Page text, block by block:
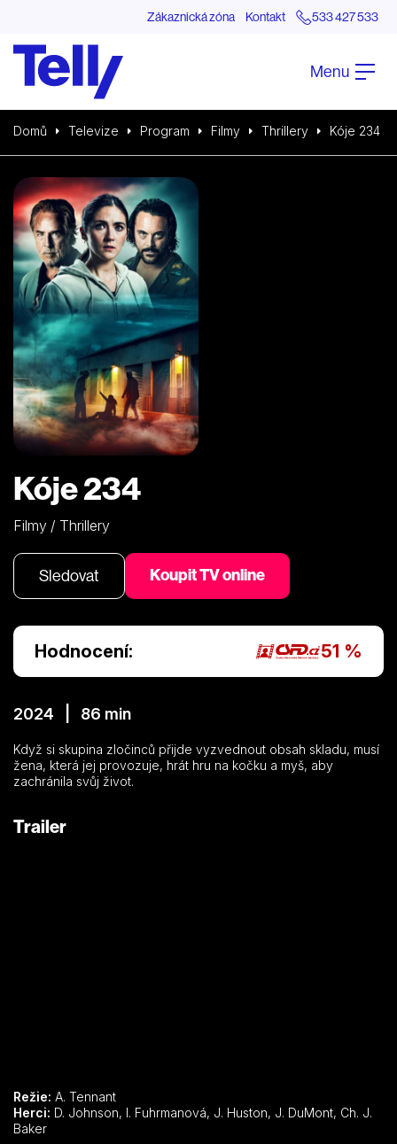
Zákaznická zóna Kontakt 533 427 533
Menu
Domů Televize Program Filmy Thrillery Kóje 234
Kóje 234
Filmy / Thrillery
Sledovat Koupit TV online
Hodnocení: 51 %
2024 | 86 min
Když si skupina zločinců přijde vyzvednout obsah skladu, musí
žena, která jej provozuje, hrát hru na kočku a myš, aby
zachránila svůj život.
Trailer
Režie: A. Tennant
Herci:
Baker